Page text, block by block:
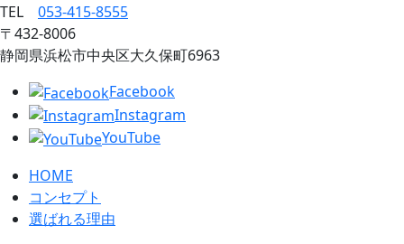
TEL 053‐415‐8555
〒432‐8006
静岡県浜松市中央区大久保町6963
Facebook
Instagram
YouTube
HOME
コンセプト
選ばれる理由